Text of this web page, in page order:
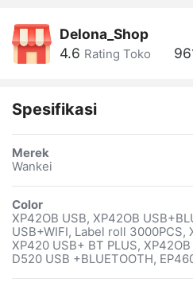
Delona_Shop
4.6 Rating Toko
Spesifikasi
Merek
Wankei
Color
XP42OB USB, XP42OB
USB+WIFI, Label roll 3000PCS,
XP420 USB+ BT PLUS, XP42OB
D520 USB +BLUETOOTH,